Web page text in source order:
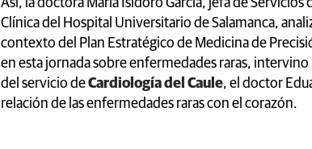
Así, la doctora María Isidoro García, jefa de Servicios
Clínica del Hospital Universitario de Salamanca,
contexto del Plan Estratégico de Medicina de
en esta jornada sobre enfermedades raras,
del servicio deCardiología del Caule, el doctor
relación de las enfermedades raras con el corazón.